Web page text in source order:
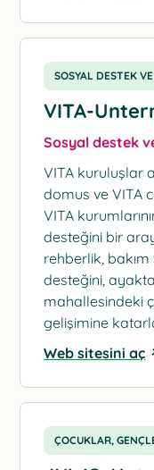
SOSYAL DESTEK
VITA-
Sosyal destek
VITA kuruluşlar
domus ve VITA
VITA
desteğini bir
rehberlik, bakım
desteğini,
mahallesindeki
gelişimine
Web sitesini aç
ÇOCUKLAR,